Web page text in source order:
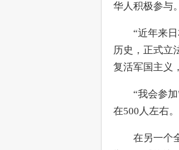
华人积极参与。
“近年来日
历史，正式立
复活军国主义
“我会参加”
在500人左右。
在另一个全